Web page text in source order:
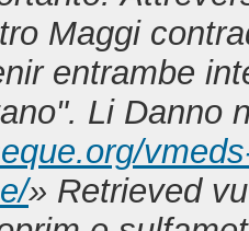
Maggi
entrambe
Li Danno
» Retrieved